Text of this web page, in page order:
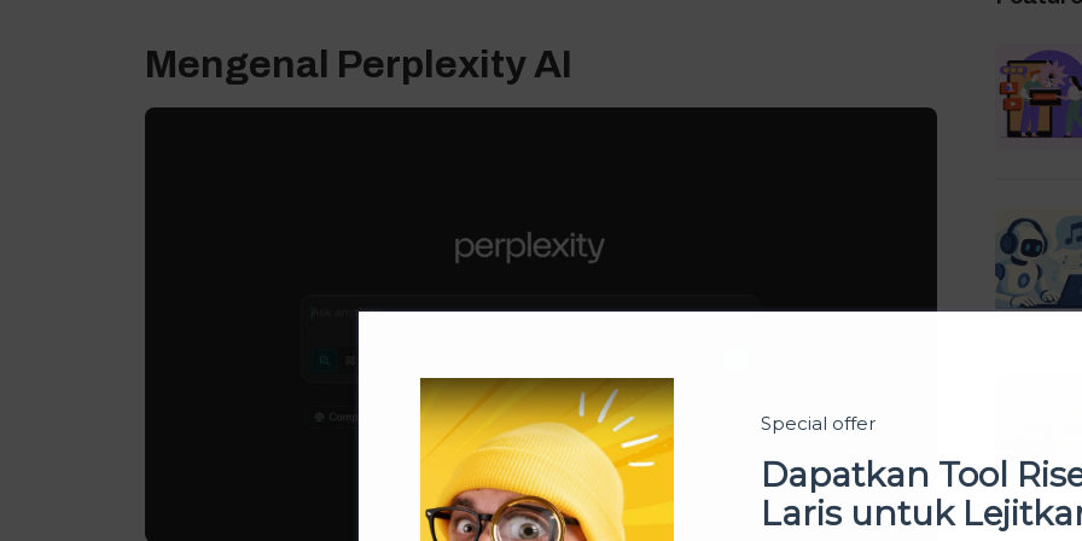
Mengenal Perplexity AI
Special offer
Dapatkan Tool
Laris untuk